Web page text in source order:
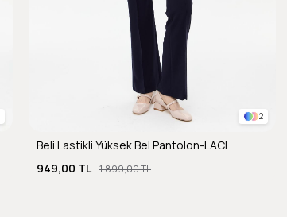
2
Beli Lastikli Yüksek Bel Pantolon-LACI
949,00 TL 1.899,00 TL